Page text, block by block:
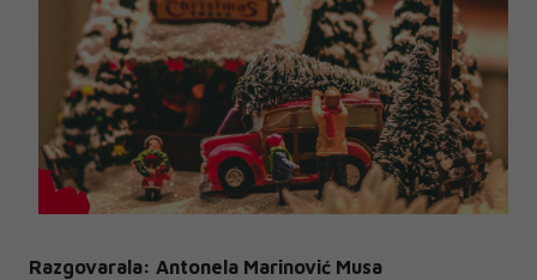
Razgovarala: Antonela Marinović Musa